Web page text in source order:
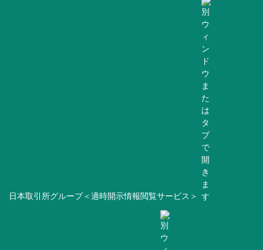
日本取引所グループ＜適時開示情報閲覧サービス＞